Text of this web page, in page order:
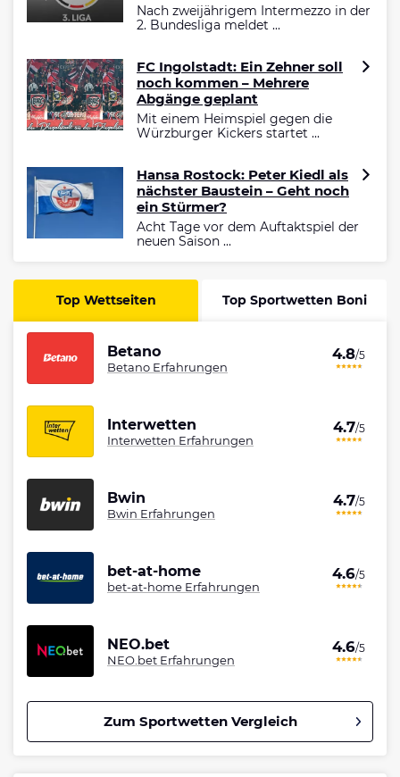
Nach zweijährigem Intermezzo in der
2. Bundesliga meldet ...
FC Ingolstadt: Ein Zehner soll
noch kommen – Mehrere
Abgänge geplant
Mit einem Heimspiel gegen die
Würzburger Kickers startet ...
Hansa Rostock: Peter Kiedl als
nächster Baustein – Geht noch
ein Stürmer?
Acht Tage vor dem Auftaktspiel der
neuen Saison ...
Top Wettseiten Top Sportwetten Boni
Betano
Betano Erfahrungen
4.8/5
Interwetten
Interwetten Erfahrungen
4.7/5
Bwin
Bwin Erfahrungen
4.7/5
bet-at-home
bet-at-home Erfahrungen
4.6/5
NEO.bet
NEO.bet Erfahrungen
4.6/5
Zum Sportwetten Vergleich